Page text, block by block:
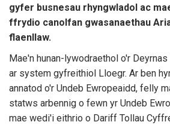
gyfer busnesau rhyngwladol ac
ffrydio canolfan gwasanaethau
flaenllaw.
Mae'n hunan-lywodraethol o'r
ar system gyfreithiol Lloegr. Ar ben
annatod o'r Undeb Ewropeaidd, felly
statws arbennig o fewn yr Undeb
mae wedi'i eithrio o Dariff Tollau